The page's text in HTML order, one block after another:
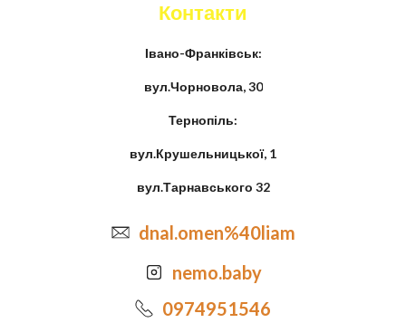
Контакти
Івано-Франківськ:
вул.Чорновола, 30
Тернопіль:
вул.Крушельницької, 1
вул.Тарнавського 32
dnal.omen%40liam
nemo.baby
0974951546